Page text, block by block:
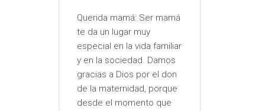
Querida mamá: Ser mamá
te da un lugar muy
especial en la vida familiar
y en la sociedad. Damos
gracias a Dios por el don
de la maternidad, porque
desde el momento que